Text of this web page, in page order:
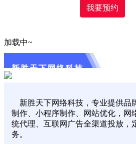
我要预约
加载中~
新胜天下网络科技
新胜天下网络科技，专业提供品
制作、小程序制作、网站优化，网
统代理、互联网广告全渠道投放，
务。